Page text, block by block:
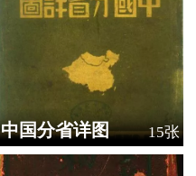
中国分省详图 15张